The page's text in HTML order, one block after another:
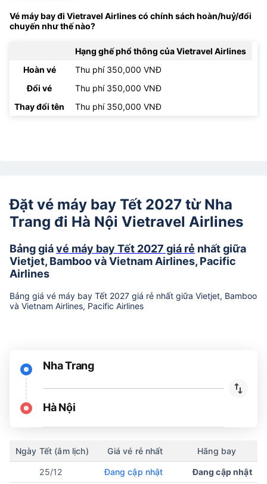
Vé máy bay đi Vietravel Airlines có chính sách hoàn/huỷ/đổi
chuyến như thế nào?
Hạng ghế phổ thông của Vietravel Airlines
Hoàn vé
Thu phí 350,000 VNĐ
Đổi vé
Thu phí 350,000 VNĐ
Thay đổi tên
Thu phí 350,000 VNĐ
Đặt vé máy bay Tết 2027 từ Nha
Trang đi Hà Nội Vietravel Airlines
Bảng giávé máy bay Tết 2027 giá rẻ nhất giữa
Vietjet, Bamboo và Vietnam Airlines, Pacific
Airlines
Bảng giá vé máy bay Tết 2027 giá rẻ nhất giữa Vietjet, Bamboo
và Vietnam Airlines, Pacific Airlines
Nha Trang
Hà Nội
Ngày Tết (âm lịch) Giá vé rẻ nhất Hãng bay
25/12 Đang cập nhật Đang cập nhật